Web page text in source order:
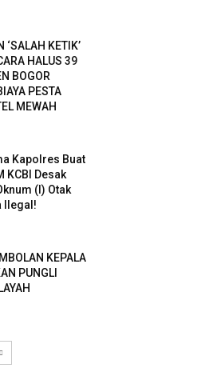
‘SALAH KETIK’
HALUS 39
BOGOR
PESTA
MEWAH
Kapolres Buat
KCBI Desak
(I) Otak
Ilegal!
KEPALA
PUNGLI